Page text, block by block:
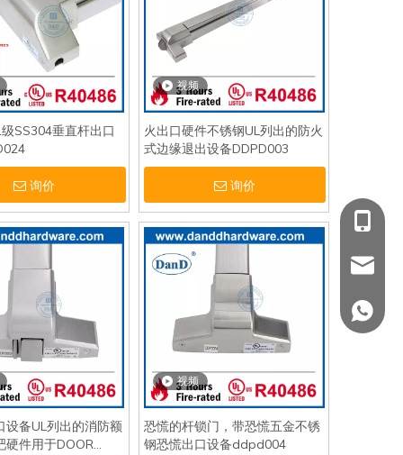
SS304垂直杆出口
询价
视频
火出口硬件不锈钢UL列出的防火
式边缘退出设备DDPD003
询价
设备UL列出的消防额
硬件用于DOOR
视频
恐慌的杆锁门，带恐慌五金不锈
钢恐慌出口设备ddpd004
+86
+86